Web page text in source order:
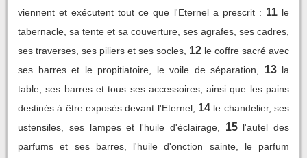
viennent et exécutent tout ce que l'Eternel a prescrit : 11 le
tabernacle, sa tente et sa couverture, ses agrafes, ses cadres,
ses traverses, ses piliers et ses socles, 12 le coffre sacré avec
ses barres et le propitiatoire, le voile de séparation,
13 la
table, ses barres et tous ses accessoires, ainsi que les pains
destinés à être exposés devant l'Eternel, 14 le chandelier, ses
ustensiles, ses lampes et l'huile d'éclairage,
15 l'autel des
parfums et ses barres, l'huile d'onction sainte, le parfum